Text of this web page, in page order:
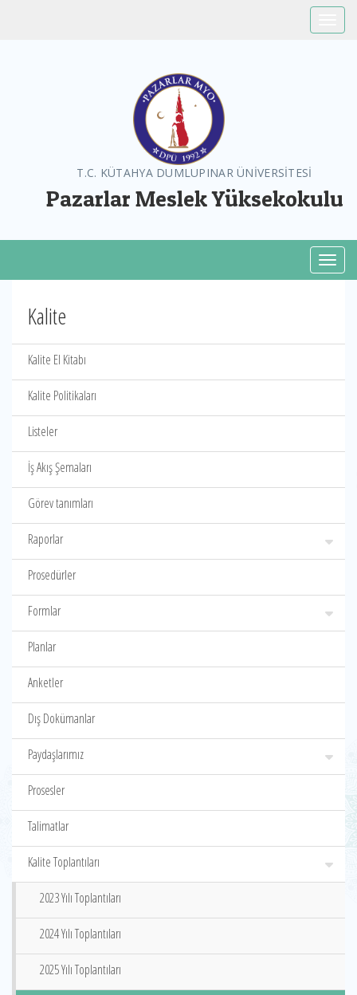
T.C. KÜTAHYA DUMLUPINAR ÜNİVERSİTESİ
Pazarlar Meslek Yüksekokulu
Kalite
Kalite El Kitabı
Kalite Politikaları
Listeler
İş Akış Şemaları
Görev tanımları
Raporlar
Prosedürler
Formlar
Planlar
Anketler
Dış Dokümanlar
Paydaşlarımız
Prosesler
Talimatlar
Kalite Toplantıları
2023 Yılı Toplantıları
2024 Yılı Toplantıları
2025 Yılı Toplantıları